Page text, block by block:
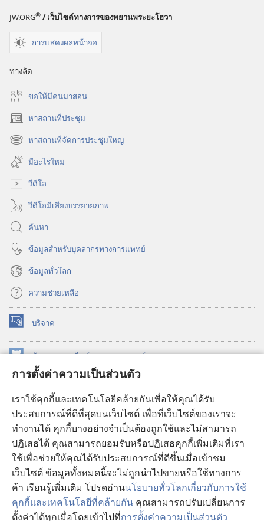
การตั้งค่าความเป็นส่วนตัว
เราใช้คุกกี้และเทคโนโลยีคล้ายกันเพื่อให้คุณได้รับ
ประสบการณ์ที่ดีที่สุดบนเว็บไซต์ เพื่อที่เว็บไซต์ของเราจะ
ทำงานได้ คุกกี้บางอย่างจำเป็นต้องถูกใช้และไม่สามารถ
ปฏิเสธได้ คุณสามารถยอมรับหรือปฏิเสธคุกกี้เพิ่มเติมที่เรา
ใช้เพื่อช่วยให้คุณได้รับประสบการณ์ที่ดีขึ้นเมื่อเข้าชม
เว็บไซต์ ข้อมูลทั้งหมดนี้จะไม่ถูกนำไปขายหรือใช้ทางการ
ค้า เรียนรู้เพิ่มเติม โปรดอ่านนโยบายทั่วโลกเกี่ยวกับการใช้
คุกกี้และเทคโนโลยีที่คล้ายกัน คุณสามารถปรับเปลี่ยนการ
ตั้งค่าได้ทุกเมื่อโดยเข้าไปที่การตั้งค่าความเป็นส่วนตัว
JW.ORG® / เว็บไซต์ทางการของพยานพระยะโฮวา
การแสดงผลหน้าจอ
ทางลัด
ขอ​ให้​มี​คน​มา​สอน
หาสถานที่ประชุม
(เปิด
หน้าต่างหาสถานที่จัดการประชุมใหญ่
(เปิด
หน้าต่าง
ใหม่)
มีอะไรใหม่
วีดีโอ
วีดีโอมีเสียงบรรยายภาพ
ค้นหา
ข้อมูล​สำหรับ​บุคลากร​ทาง​การ​แพทย์
ข้อมูล​ทั่ว​โลก
ความช่วยเหลือ
บริจาค
(เปิด
หน้าต่าง
ใหม่) ห้องสมุดออนไลน์ของวอชเทาเวอร์
หน้าต่าง
®
หน้าต่าง
ใหม่) JW Library®
ห้องสมุดว็อชเทาเวอร์ ®
Copyright© 2026 Watch Tower Bible and Tract Society of Pennsylvania.
เงื่อนไขการใช้งาน| นโยบายการคุ้มครองข้อมูลส่วนบุคคล |การตั้งค่า